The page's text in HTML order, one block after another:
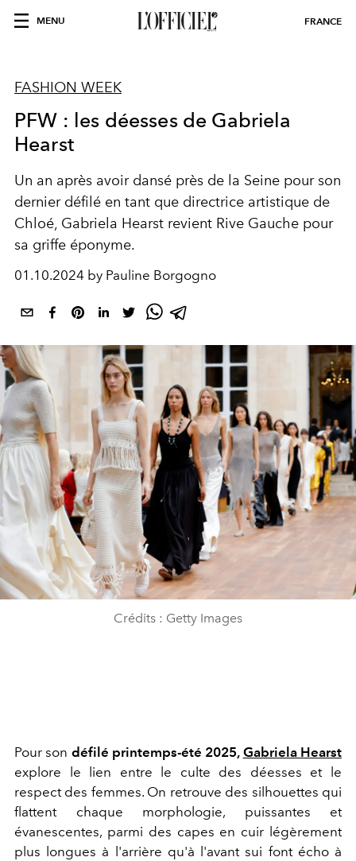
MENU FRANCE
FASHION WEEK
PFW : les déesses de Gabriela
Hearst
Un an après avoir dansé près de la Seine pour son
dernier défilé en tant que directrice artistique de
Chloé, Gabriela Hearst revient Rive Gauche pour
sa griffe éponyme.
01.10.2024 by Pauline Borgogno
Crédits : Getty Images
Pour son défilé printemps-été 2025, Gabriela Hearst
explore le lien entre le culte des déesses et le
respect des femmes. On retrouve des silhouettes qui
flattent chaque morphologie, puissantes et
évanescentes, parmi des capes en cuir légèrement
plus longues à l'arrière qu'à l'avant sui font écho à